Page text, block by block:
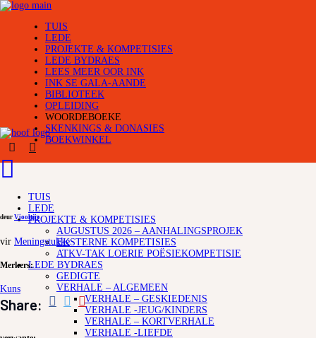
TUIS
LEDE
PROJEKTE & KOMPETISIES
LEDE BYDRAES
LEES MEER OOR INK
INK SE GALA-AANDE
BIBLIOTEEK
OPLEIDING
WOORDEBOEKE
SKENKINGS & DONASIES
BOEKWINKEL
TUIS
LEDE
PROJEKTE & KOMPETISIES
AUGUSTUS 2026 – AANHALINGSPROJEK
EKSTERNE KOMPETISIES
ATKV-TAK LOERIE POËSIEKOMPETISIE
LEDE BYDRAES
GEDIGTE
VERHALE – ALGEMEEN
VERHALE – GESKIEDENIS
VERHALE -JEUG/KINDERS
VERHALE – KORTVERHALE
VERHALE -LIEFDE
deur Viooltjie
vir Meningstukke
Merkers:
Kuns
Share: